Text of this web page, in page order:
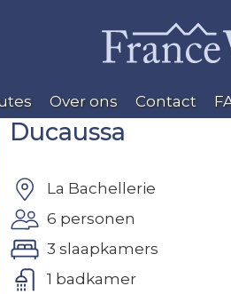
Over ons Contact
Ducaussa
La Bachellerie
6 personen
3 slaapkamers
1 badkamer